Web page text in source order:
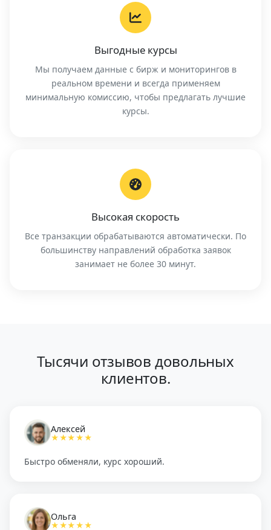
Выгодные курсы
Мы получаем данные с бирж и мониторингов в
реальном времени и всегда применяем
минимальную комиссию, чтобы предлагать лучшие
курсы.
Высокая скорость
Все транзакции обрабатываются автоматически. По
большинству направлений обработка заявок
занимает не более 30 минут.
Тысячи отзывов довольных
клиентов.
Алексей
★★★★★
Быстро обменяли, курс хороший.
Ольга
★★★★★